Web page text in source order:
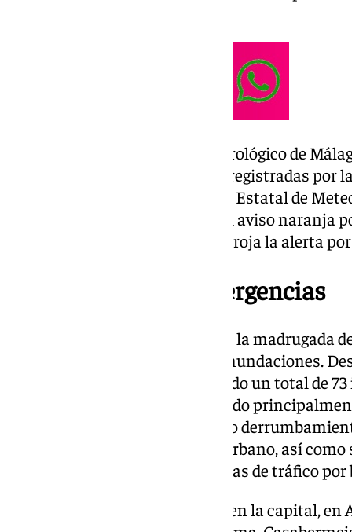
Según informa el Centro Meteorológico de
metro cuadrado con las lluvias registradas por
costasoleña. Aunque la Agencia Estatal de
temporal mantendría vigente el aviso naranja
12,00 horas, ahora ha elevado a roja la alerta
Plan Especial de Emergencias
La Junta de Andalucía activó en la madrugada
Emergencias ante el riesgo de inundaciones.
ha gestionado un total de
Málaga. Los avisos se han referido
bajos, sótanos, garajes, así como
desplazamiento de mobiliario urbano, así
vehículos atascados e incidencias de tráfico
Se han registrado emergencias en la capital,